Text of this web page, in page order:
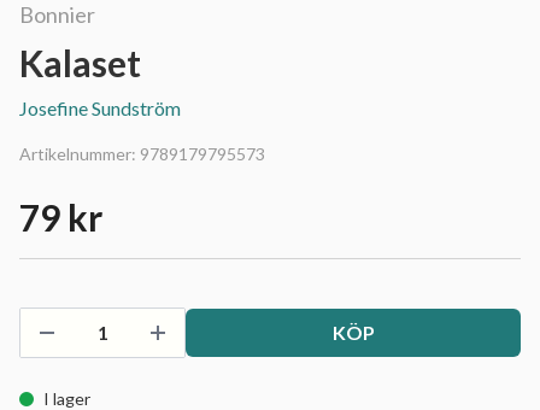
Bonnier
Kalaset
Josefine Sundström
Artikelnummer: 9789179795573
79 kr
KÖP
I lager